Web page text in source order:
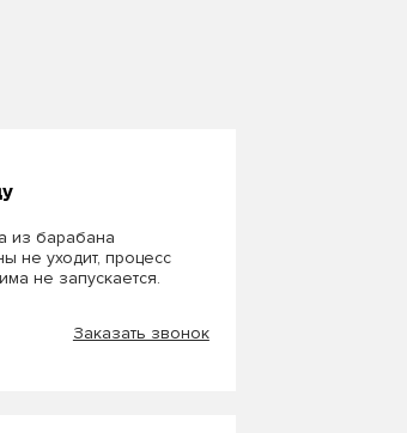
из барабана
не уходит, процесс
не запускается.
Заказать звонок